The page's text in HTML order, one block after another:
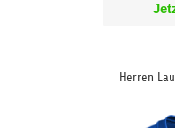
Herren